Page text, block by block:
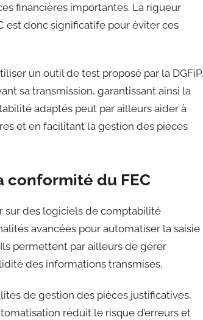
financières importantes. La rigueur
est donc significatife pour éviter ces
un outil de test proposé par la DGFiP.
sa transmission, garantissant ainsi la
adaptés peut par ailleurs aider à
et en facilitant la gestion des pièces
conformité du FEC
sur des logiciels de comptabilité
avancées pour automatiser la saisie
permettent par ailleurs de gérer
des informations transmises.
de gestion des pièces justificatives,
réduit le risque d’erreurs et